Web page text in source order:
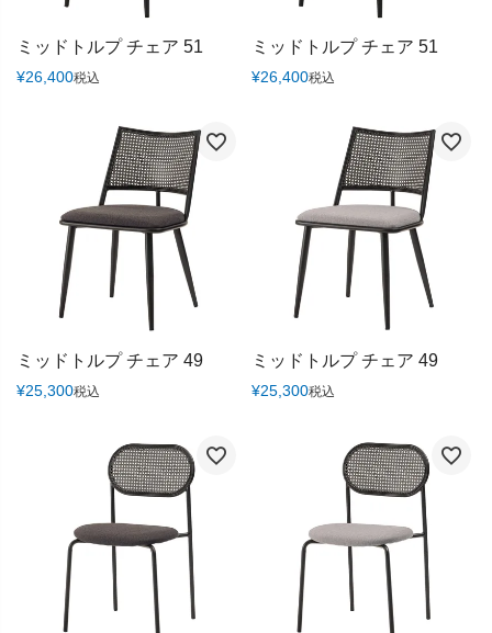
ミッドトルプ チェア 51
¥26,400税込
ミッドトルプ チェア 51
¥26,400税込
ミッドトルプ チェア 49
¥25,300税込
ミッドトルプ チェア 49
¥25,300税込